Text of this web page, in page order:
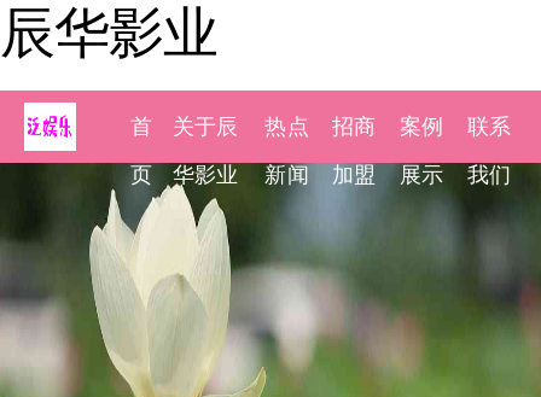
辰华影业
首
页
关于辰
华影业
热点
新闻
招商
加盟
案例
展示
联系
我们